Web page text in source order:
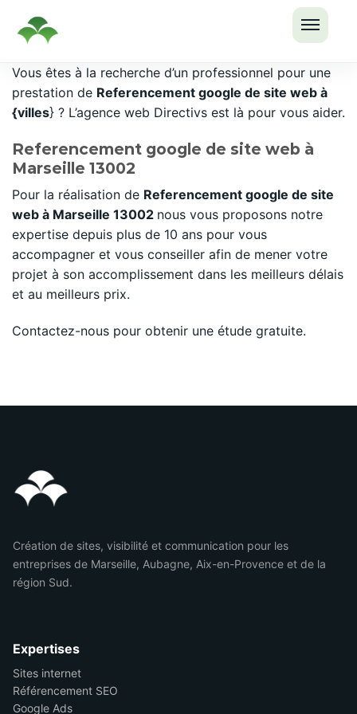
LE
MENU
Passer
au
contenu
Vous êtes à la recherche d’un professionnel pour une
prestation de Referencement google de site web à
{villes} ? L’agence web Directivs est là pour vous aider.
Referencement google de site web à
Marseille 13002
Pour la réalisation de Referencement google de site
web à Marseille 13002 nous vous proposons notre
expertise depuis plus de 10 ans pour vous
accompagner et vous conseiller afin de mener votre
projet à son accomplissement dans les meilleurs délais
et au meilleurs prix.
Contactez-nous pour obtenir une étude gratuite.
Création de sites, visibilité et communication pour les
entreprises de Marseille, Aubagne, Aix-en-Provence et de la
région Sud.
Expertises
Sites internet
Référencement SEO
Google Ads